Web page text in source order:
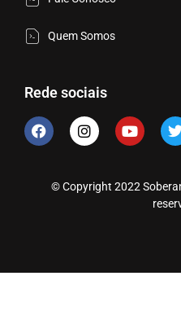
Quem Somos
Rede sociais
© Copyright 2022